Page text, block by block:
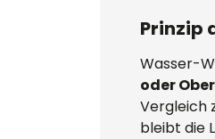
Prinzip
Wasser-
oder
Vergleich
bleibt die